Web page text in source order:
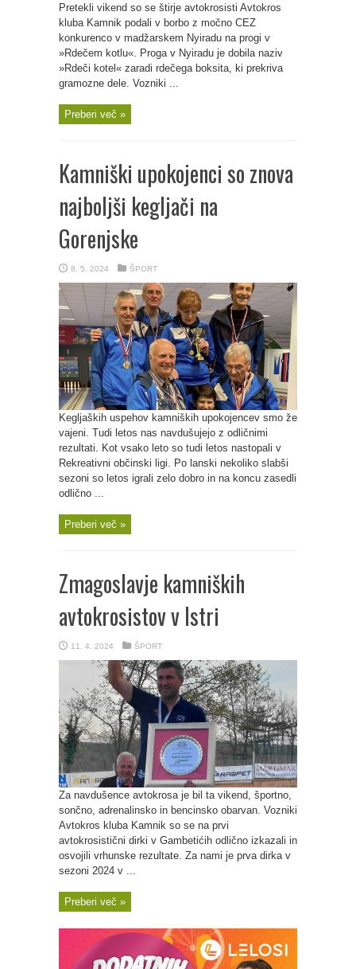
Pretekli vikend so se štirje avtokrosisti Avtokros
kluba Kamnik podali v borbo z močno CEZ
konkurenco v madžarskem Nyiradu na progi v
»Rdečem kotlu«. Proga v Nyiradu je dobila naziv
»Rdeči kotel« zaradi rdečega boksita, ki prekriva
gramozne dele. Vozniki ...
Preberi več »
Kamniški upokojenci so znova
najboljši kegljači na
Gorenjske
8. 5. 2024 ŠPORT
Kegljaških uspehov kamniških upokojencev smo že
vajeni. Tudi letos nas navdušujejo z odličnimi
rezultati. Kot vsako leto so tudi letos nastopali v
Rekreativni občinski ligi. Po lanski nekoliko slabši
sezoni so letos igrali zelo dobro in na koncu zasedli
odlično ...
Preberi več »
Zmagoslavje kamniških
avtokrosistov v Istri
11. 4. 2024 ŠPORT
Za navdušence avtokrosa je bil ta vikend, športno,
sončno, adrenalinsko in bencinsko obarvan. Vozniki
Avtokros kluba Kamnik so se na prvi
avtokrosistični dirki v Gambetićih odlično izkazali in
osvojili vrhunske rezultate. Za nami je prva dirka v
sezoni 2024 v ...
Preberi več »